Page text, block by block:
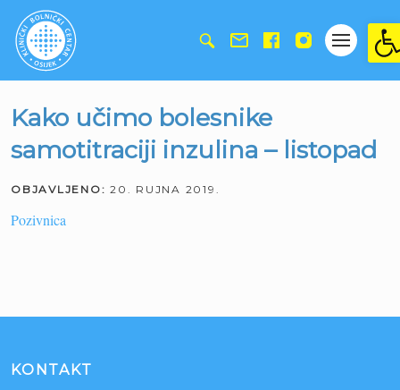
Kako učimo bolesnike
samotitraciji inzulina – listopad
OBJAVLJENO: 20. RUJNA 2019.
Pozivnica
KONTAKT